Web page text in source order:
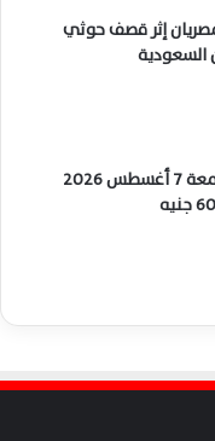
مصريان إثر قصف حوثي
سعر الذهب اليوم الجمعة 7 أغسطس 2026